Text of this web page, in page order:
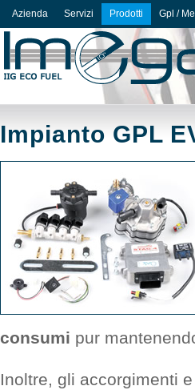
Impianto GPL
consumi pur
Inoltre, gli accorgimenti
Azienda Servizi Prodotti Gpl /